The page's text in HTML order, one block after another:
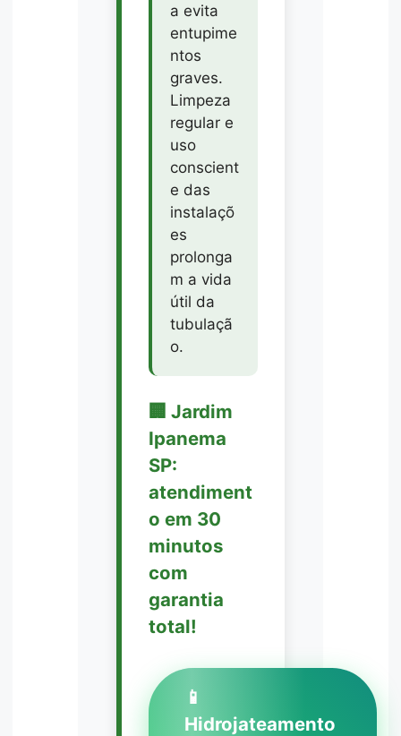
a evita
entupime
ntos
graves.
Limpeza
regular e
uso
conscient
e das
instalaçõ
es
prolonga
m a vida
útil da
tubulaçã
o.
🏢 Jardim
Ipanema
SP:
atendiment
o em 30
minutos
com
garantia
total!
📱
Hidrojateamento